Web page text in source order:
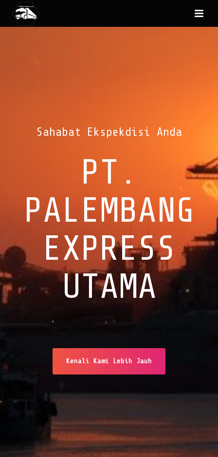
Sahabat Ekspekdisi Anda
PT.
PALEMBANG
EXPRESS
UTAMA
Kenali Kami Lebih Jauh